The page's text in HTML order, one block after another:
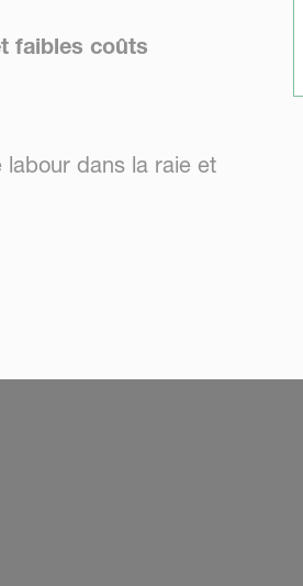
faibles coûts
labour dans la raie et